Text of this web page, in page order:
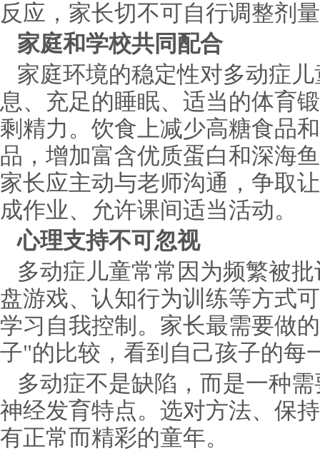
反应，家长切不可自行调整剂
家庭和学校共同配合
家庭环境的稳定性对多动症
息、充足的睡眠、适当的体育
剩精力。饮食上减少高糖食品
品，增加富含优质蛋白和深海
家长应主动与老师沟通，争取
成作业、允许课间适当活动。
心理支持不可忽视
多动症儿童常常因为频繁被
盘游戏、认知行为训练等方式
学习自我控制。家长最需要做
子"的比较，看到自己孩子的每
多动症不是缺陷，而是一种
神经发育特点。选对方法、保
有正常而精彩的童年。